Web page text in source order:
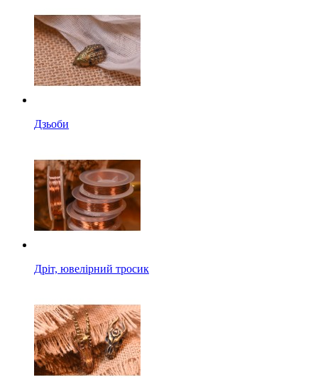
Дзьоби
Дріт, ювелірний тросик